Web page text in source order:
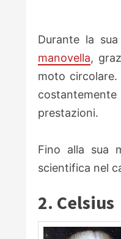
Durante la
manovella,
moto circolare.
costantemente
prestazioni.
Fino alla sua
scientifica nel
2. Celsius